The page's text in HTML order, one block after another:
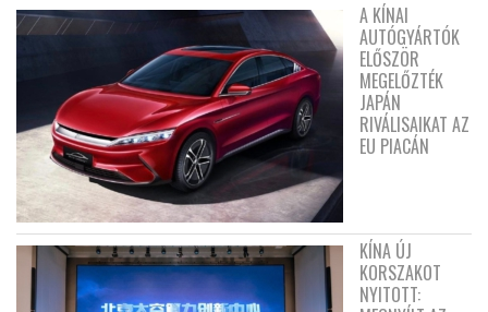
A KÍNAI
AUTÓGYÁRTÓK
ELŐSZÖR
MEGELŐZTÉK
JAPÁN
RIVÁLISAIKAT AZ
EU PIACÁN
KÍNA ÚJ
KORSZAKOT
NYITOTT: